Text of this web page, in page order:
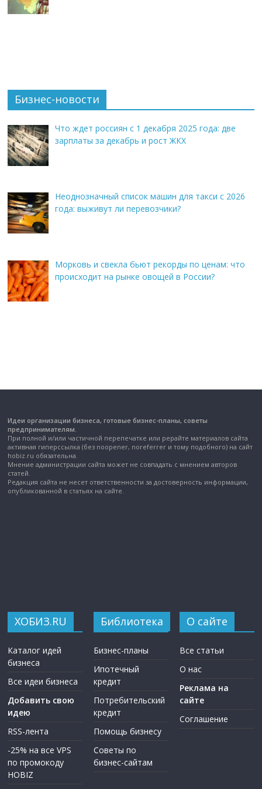
Бизнес-новости
Что ждет россиян с 1 декабря 2025 года: две
зарплаты за декабрь и рост ЖКХ
Неоднозначный список машин для такси с 2026
года: выживут ли перевозчики?
Морковь и свекла бьют рекорды по ценам: что
происходит на рынке овощей в России?
Идеи организации бизнеса, готовые бизнес-планы, советы
предпринимателям.
При полной и/или частичной перепечатке или рерайте материалов сайта
активная гиперссылка (без noopener, noreferrer и тому подобного) на сайт
hobiz.ru обязательна.
Мнение администрации сайта может не совпадать с мнением авторов
статей.
Редакция сайта не несет ответственности за достоверность информации,
опубликованной в статьях на сайте.
ХОБИЗ.RU
Каталог идей
бизнеса
Все идеи бизнеса
Добавить свою
идею
RSS-лента
-25% на все VPS
по промокоду
HOBIZ
Библиотека
Бизнес-планы
Ипотечный
кредит
Потребительский
кредит
Помощь бизнесу
Советы по
бизнес-сайтам
О сайте
Все статьи
О нас
Реклама на
сайте
Соглашение